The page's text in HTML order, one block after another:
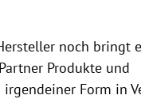
noch bringt
Produkte und
Form in